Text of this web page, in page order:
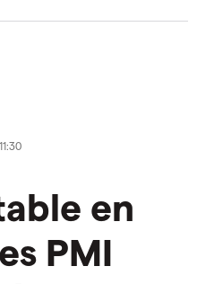
en
PMI